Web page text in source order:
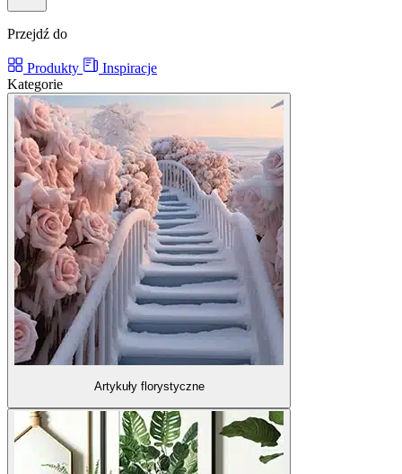
Przejdź do
Produkty
Inspiracje
Kategorie
Artykuły florystyczne